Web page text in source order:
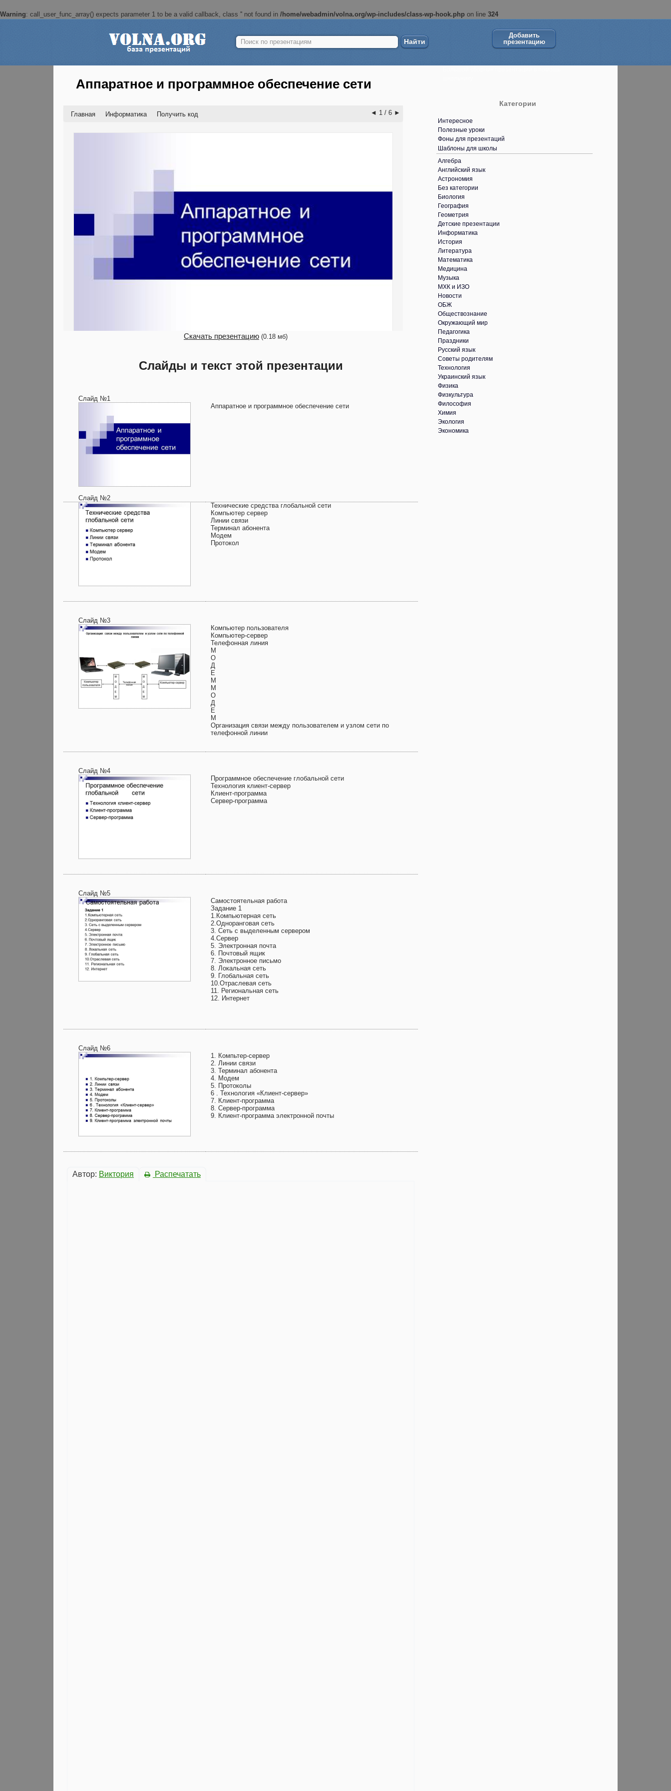
Warning: call_user_func_array() expects parameter 1 to be a valid callback, class '' not found in /home/webadmin/volna.org/wp-includes/class-wp-hook.php on line 324
Найти:
Добавить
презентацию
Аппаратное и программное обеспечение сети
Главная Информатика Получить код ◄ 1 / 6 ►
Скачать презентацию (0.18 мб)
Слайды и текст этой презентации
Слайд №1
Аппаратное и программное обеспечение сети
Слайд №2
Технические средства глобальной сети
Компьютер сервер
Линии связи
Терминал абонента
Модем
Протокол
Слайд №3
Компьютер пользователя
Компьютер-сервер
Телефонная линия
М
О
Д
Е
М
М
О
Д
Е
М
Организация связи между пользователем и узлом сети по
телефонной линии
Слайд №4
Программное обеспечение глобальной сети
Технология клиент-сервер
Клиент-программа
Сервер-программа
Слайд №5
Самостоятельная работа
Задание 1
1.Компьютерная сеть
2.Одноранговая сеть
3. Сеть с выделенным сервером
4.Сервер
5. Электронная почта
6. Почтовый ящик
7. Электронное письмо
8. Локальная сеть
9. Глобальная сеть
10.Отраслевая сеть
11. Региональная сеть
12. Интернет
Слайд №6
1. Компьтер-сервер
2. Линии связи
3. Терминал абонента
4. Модем
5. Протоколы
6 . Технология «Клиент-сервер»
7. Клиент-программа
8. Сервер-программа
9. Клиент-программа электронной почты
Автор: Виктория Распечатать
Категории
Интересное
Полезные уроки
Фоны для презентаций
Шаблоны для школы
Алгебра
Английский язык
Астрономия
Без категории
Биология
География
Геометрия
Детские презентации
Информатика
История
Литература
Математика
Медицина
Музыка
МХК и ИЗО
Новости
ОБЖ
Обществознание
Окружающий мир
Педагогика
Праздники
Русский язык
Советы родителям
Технология
Украинский язык
Физика
Физкультура
Философия
Химия
Экология
Экономика